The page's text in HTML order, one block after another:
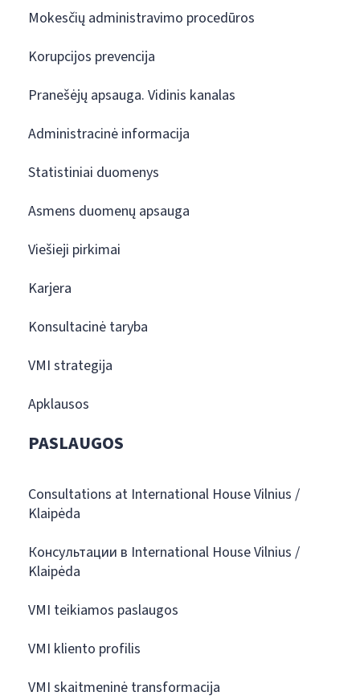
Mokesčių administravimo procedūros
Korupcijos prevencija
Pranešėjų apsauga. Vidinis kanalas
Administracinė informacija
Statistiniai duomenys
Asmens duomenų apsauga
Viešieji pirkimai
Karjera
Konsultacinė taryba
VMI strategija
Apklausos
PASLAUGOS
Consultations at International House Vilnius /
Klaipėda
Консультации в International House Vilnius /
Klaipėda
VMI teikiamos paslaugos
VMI kliento profilis
VMI skaitmeninė transformacija